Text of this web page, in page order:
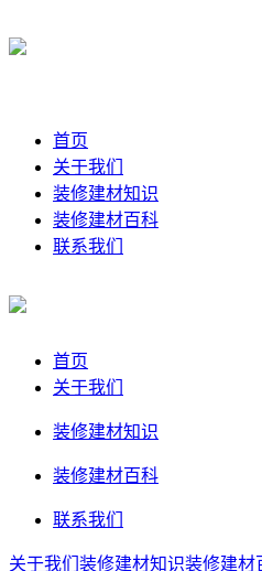
首页
关于我们
装修建材知识
装修建材百科
联系我们
首页
关于我们
装修建材知识
装修建材百科
联系我们
关于我们 装修建材知识装修建材